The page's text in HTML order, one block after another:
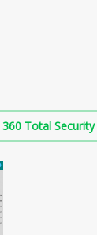
Total Security